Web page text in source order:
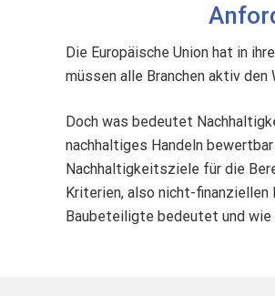
Die Europäische Union hat in
müssen alle Branchen aktiv
Doch was bedeutet
nachhaltiges Handeln
Nachhaltigkeitsziele für die
Kriterien, also nicht-finanziellen
Baubeteiligte bedeutet und